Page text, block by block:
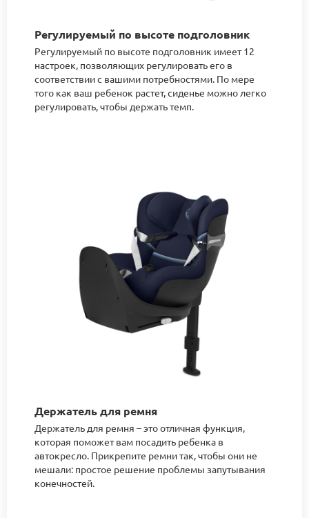
Регулируемый по высоте подголовник
Регулируемый по высоте подголовник имеет 12
настроек, позволяющих регулировать его в
соответствии с вашими потребностями. По мере
того как ваш ребенок растет, сиденье можно легко
регулировать, чтобы держать темп.
Держатель для ремня
Держатель для ремня – это отличная функция,
которая поможет вам посадить ребенка в
автокресло. Прикрепите ремни так, чтобы они не
мешали: простое решение проблемы запутывания
конечностей.